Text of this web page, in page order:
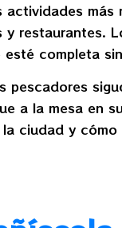
más
restaurantes.
completa
pescadores
a la mesa en
ciudad y cómo